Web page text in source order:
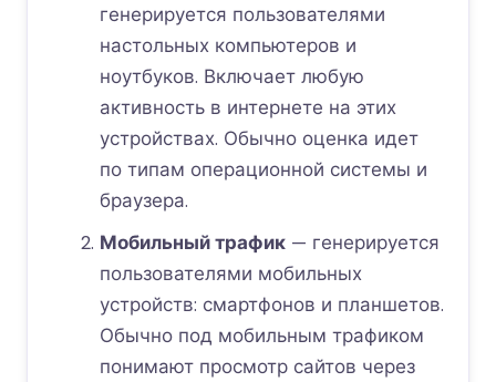
генерируется пользователями
настольных компьютеров и
ноутбуков. Включает любую
активность в интернете на этих
устройствах. Обычно оценка идет
по типам операционной системы и
браузера.
Мобильный трафик— генерируется
пользователями мобильных
устройств: смартфонов и планшетов.
Обычно под мобильным трафиком
понимают просмотр сайтов через